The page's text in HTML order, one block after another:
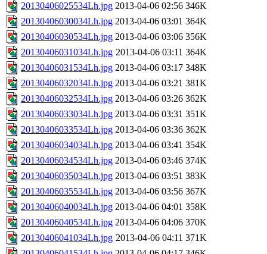
20130406025534Lh.jpg 2013-04-06 02:56 346K
20130406030034Lh.jpg 2013-04-06 03:01 364K
20130406030534Lh.jpg 2013-04-06 03:06 356K
20130406031034Lh.jpg 2013-04-06 03:11 364K
20130406031534Lh.jpg 2013-04-06 03:17 348K
20130406032034Lh.jpg 2013-04-06 03:21 381K
20130406032534Lh.jpg 2013-04-06 03:26 362K
20130406033034Lh.jpg 2013-04-06 03:31 351K
20130406033534Lh.jpg 2013-04-06 03:36 362K
20130406034034Lh.jpg 2013-04-06 03:41 354K
20130406034534Lh.jpg 2013-04-06 03:46 374K
20130406035034Lh.jpg 2013-04-06 03:51 383K
20130406035534Lh.jpg 2013-04-06 03:56 367K
20130406040034Lh.jpg 2013-04-06 04:01 358K
20130406040534Lh.jpg 2013-04-06 04:06 370K
20130406041034Lh.jpg 2013-04-06 04:11 371K